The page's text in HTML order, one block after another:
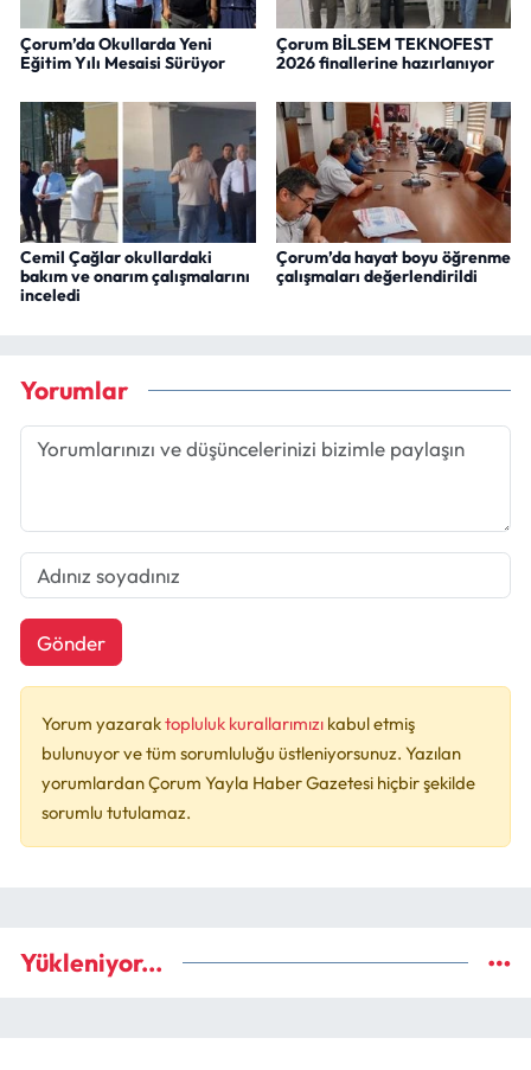
Çorum’da Okullarda Yeni
Eğitim Yılı Mesaisi Sürüyor
Çorum BİLSEM TEKNOFEST
2026 finallerine hazırlanıyor
Cemil Çağlar okullardaki
bakım ve onarım çalışmalarını
inceledi
Çorum’da hayat boyu öğrenme
çalışmaları değerlendirildi
Yorumlar
Gönder
Yorum yazaraktopluluk kurallarımızı kabul etmiş
bulunuyor ve tüm sorumluluğu üstleniyorsunuz. Yazılan
yorumlardan Çorum Yayla Haber Gazetesi hiçbir şekilde
sorumlu tutulamaz.
Yükleniyor...